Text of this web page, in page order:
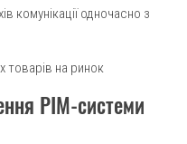
комунікації одночасно з
товарів на ринок
PIM-системи